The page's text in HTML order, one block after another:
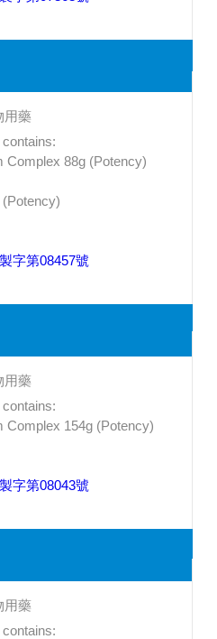
用藥
Complex 88g (Potency)
字第08457號
用藥
Complex 154g (Potency)
字第08043號
用藥